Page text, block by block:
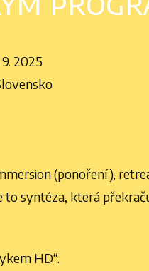
9. 2025
(ponoření),
to syntéza, která
HD“.